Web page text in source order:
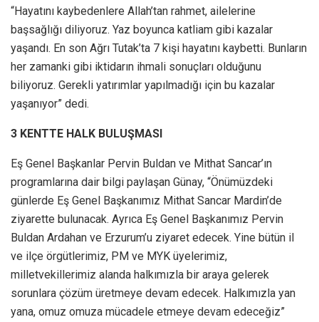
“Hayatını kaybedenlere Allah’tan rahmet, ailelerine
başsağlığı diliyoruz. Yaz boyunca katliam gibi kazalar
yaşandı. En son Ağrı Tutak’ta 7 kişi hayatını kaybetti. Bunların
her zamanki gibi iktidarın ihmali sonuçları olduğunu
biliyoruz. Gerekli yatırımlar yapılmadığı için bu kazalar
yaşanıyor” dedi.
3 KENTTE HALK BULUŞMASI
Eş Genel Başkanlar Pervin Buldan ve Mithat Sancar’ın
programlarına dair bilgi paylaşan Günay, “Önümüzdeki
günlerde Eş Genel Başkanımız Mithat Sancar Mardin’de
ziyarette bulunacak. Ayrıca Eş Genel Başkanımız Pervin
Buldan Ardahan ve Erzurum’u ziyaret edecek. Yine bütün il
ve ilçe örgütlerimiz, PM ve MYK üyelerimiz,
milletvekillerimiz alanda halkımızla bir araya gelerek
sorunlara çözüm üretmeye devam edecek. Halkımızla yan
yana, omuz omuza mücadele etmeye devam edeceğiz”